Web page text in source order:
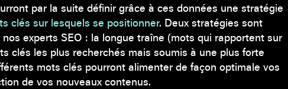
par la suite définir grâce à ces données une stratégie
clés sur lesquels se positionner. Deux stratégies sont
experts SEO : la longue traîne (mots qui rapportent sur
clés les plus recherchés mais soumis à une plus forte
mots clés pourront alimenter de façon optimale vos
de vos nouveaux contenus.